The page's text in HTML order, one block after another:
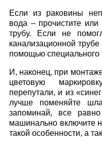
Если из раковины
вода – прочистите
трубу. Если не
канализационной
помощью специального
И, наконец, при
цветовую
перепутали, и из
лучше поменяйте
запоминай, все
машинально включите
такой особенности, а